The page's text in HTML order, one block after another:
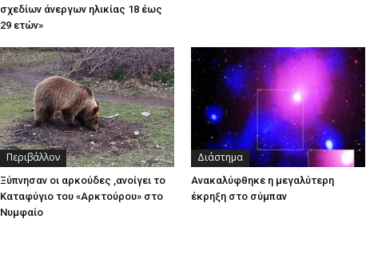
σχεδίων άνεργων ηλικίας 18 έως
29 ετών»
Περιβάλλον
Ξύπνησαν οι αρκούδες ,ανοίγει το
Καταφύγιο του «Αρκτούρου» στο
Νυμφαίο
Διάστημα
Ανακαλύφθηκε η μεγαλύτερη
έκρηξη στο σύμπαν